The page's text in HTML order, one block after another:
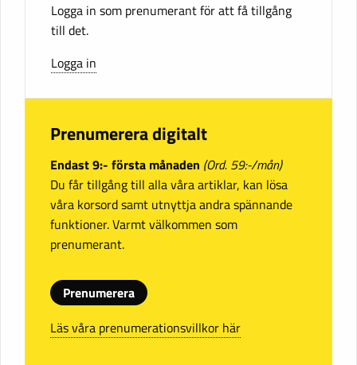
Logga in som prenumerant för att få tillgång
till det.
Logga in
Prenumerera digitalt
Endast 9:- första månaden (Ord. 59:-/mån)
Du får tillgång till alla våra artiklar, kan lösa
våra korsord samt utnyttja andra spännande
funktioner. Varmt välkommen som
prenumerant.
Prenumerera
Läs våra prenumerationsvillkor här